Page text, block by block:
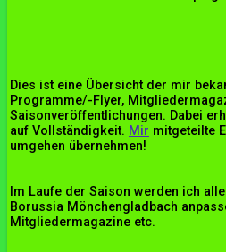
Dies ist eine Übersicht der mir
Programme/-Flyer,
Saisonveröffentlichungen. Dabei
auf Vollständigkeit. Mir mitgeteilte
umgehen übernehmen!
Im Laufe der Saison werden ich
Borussia Mönchengladbach
Mitgliedermagazine etc.